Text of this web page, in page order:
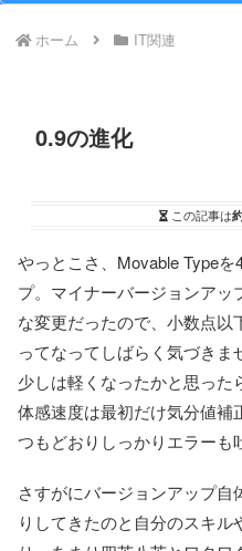
ホーム IT関連
0.9の進化
この記事は
やっとこさ、Movable Type
プ。マイナーバージョンアッ
な変更だったので、小数点以
ってなってしばらく気づきま
少しは軽くなったかと思った
体感速度は最初だけ気分値補
つもどおりしっかりエラーも
さすがにバージョンアップ自
りしてきたのと自分のスキル